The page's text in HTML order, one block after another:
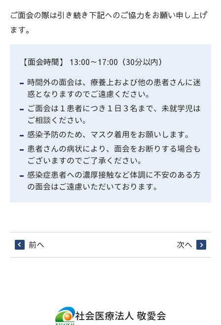
ご面会の際は引き続き下記へのご協力をお願い申し上げ
ます。
【面会時間】 13:00～17:00（30分以内）
時間外の面会は、療養上および他の患者さんに迷
惑となりますのでご遠慮ください。
ご面会は１患者につき１日３名まで、未就学児は
ご相談ください。
感染予防のため、マスク着用をお願いします。
患者さんの病状により、面会をお断りする場合も
ございますのでご了承ください。
感染症患者への濃厚接触など体調に不安のある方
の面会はご遠慮いただいております。
前へ 次へ
社会医療法人 敬愛会